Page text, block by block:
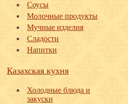
Соусы
Молочные продукты
Мучные изделия
Сладости
Напитки
Казахская кухня
Холодные блюда и
закуски